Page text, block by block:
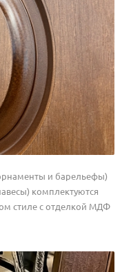
и барельефы)
комплектуются
стиле с отделкой МДФ